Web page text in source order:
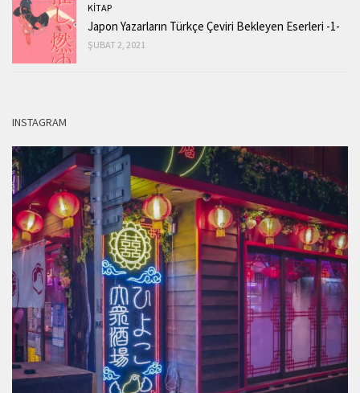
KİTAP
Japon Yazarların Türkçe Çeviri Bekleyen Eserleri -1-
ŞUBAT 2, 2021
INSTAGRAM